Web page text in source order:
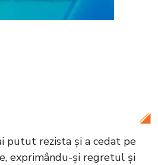
putut rezista și a cedat pe
exprimându-și regretul și